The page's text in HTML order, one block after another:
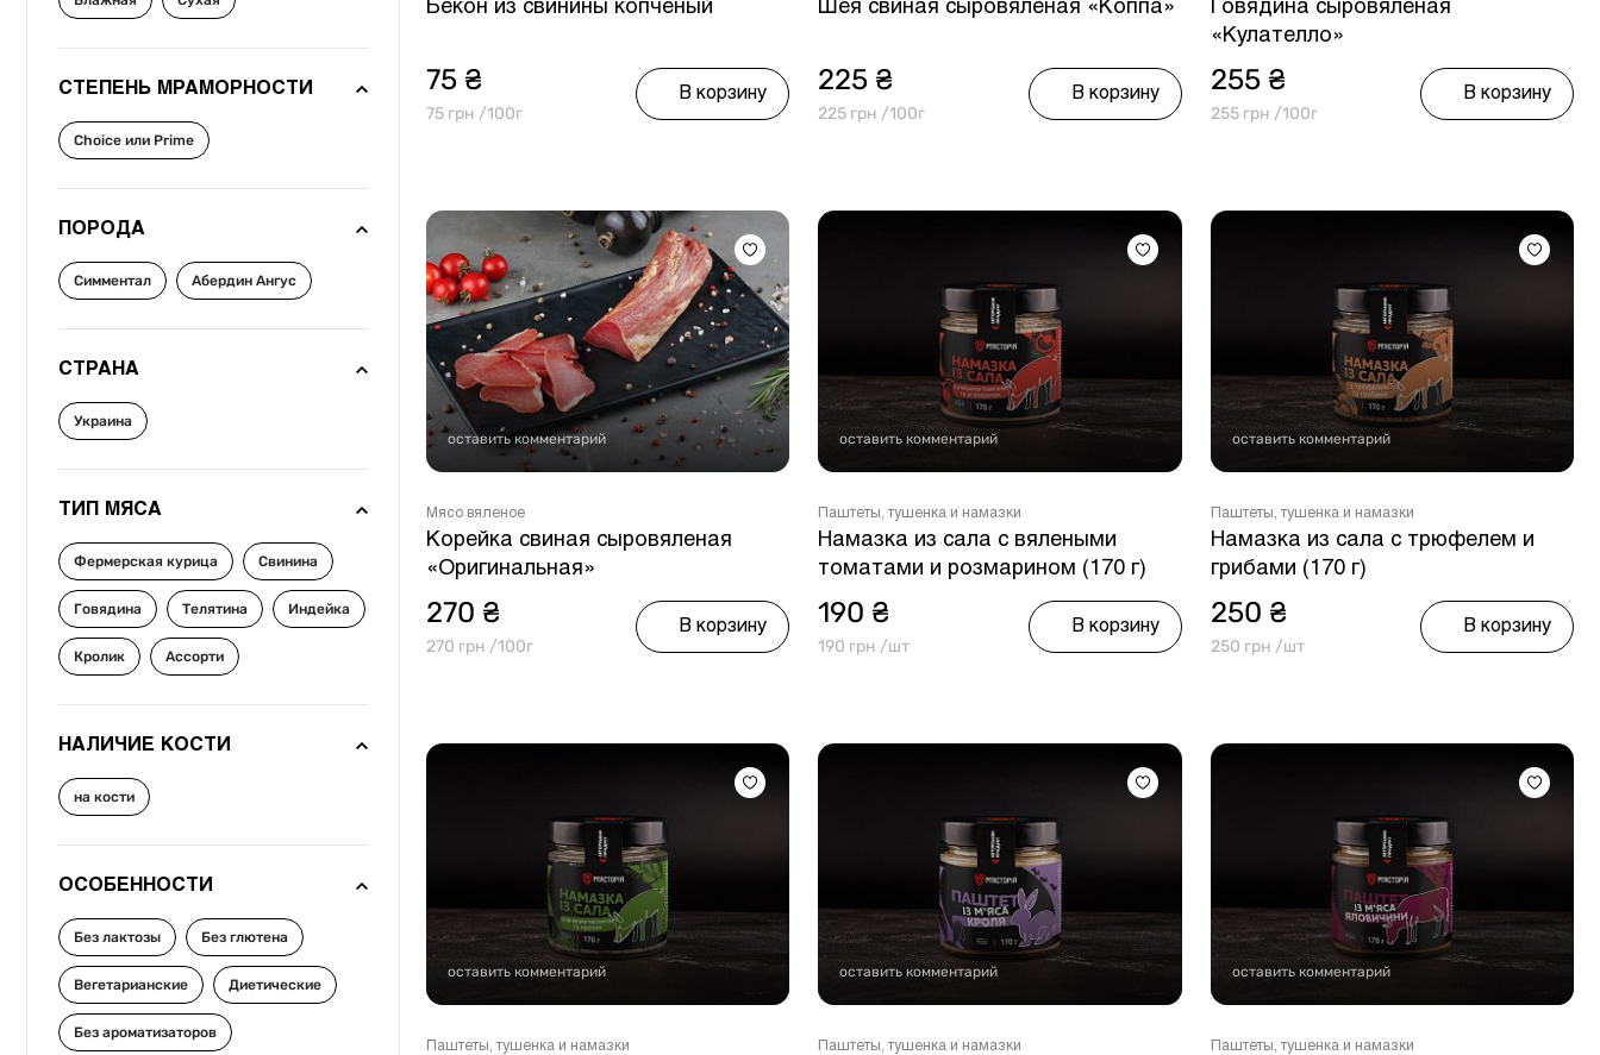
Другое
СТЕПЕНЬ МРАМОРНОСТИ
Choice или Prime
ПОРОДА
Симментал Абердин Ангус
СТРАНА
Украина
ТИП МЯСА
Фермерская курица Свинина
Говядина Телятина Индейка
Кролик Ассорти
НАЛИЧИЕ КОСТИ
на кости
ОСОБЕННОСТИ
Без лактозы Без глютена
Вегетарианские Диетические
Без ароматизаторов
Бекон из свинины копченый
75 ₴
75 грн /100г
В корзину
Шея свиная сыровяленая «Коппа»
225 ₴
225 грн /100г
В корзину
Говядина сыровяленая
«Кулателло»
255 ₴
255 грн /100г
В корзину
оставить комментарий
Мясо вяленое
Корейка свиная сыровяленая
«Оригинальная»
270 ₴
270 грн /100г
В корзину
оставить комментарий
Паштеты, тушенка и намазки
Намазка из сала с вялеными
томатами и розмарином (170 г)
190 ₴
190 грн /шт
В корзину
оставить комментарий
Паштеты, тушенка и намазки
Намазка из сала с трюфелем и
грибами (170 г)
250 ₴
250 грн /шт
В корзину
оставить комментарий
Паштеты, тушенка и намазки
оставить комментарий
Паштеты, тушенка и намазки
оставить комментарий
Паштеты, тушенка и намазки